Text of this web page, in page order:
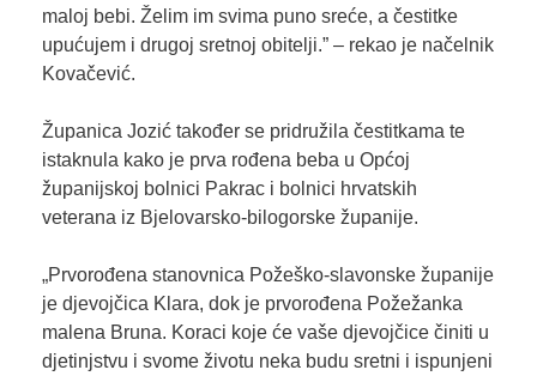
maloj bebi. Želim im svima puno sreće, a čestitke
upućujem i drugoj sretnoj obitelji.” – rekao je načelnik
Kovačević.
Županica Jozić također se pridružila čestitkama te
istaknula kako je prva rođena beba u Općoj
županijskoj bolnici Pakrac i bolnici hrvatskih
veterana iz Bjelovarsko-bilogorske županije.
„Prvorođena stanovnica Požeško-slavonske županije
je djevojčica Klara, dok je prvorođena Požežanka
malena Bruna. Koraci koje će vaše djevojčice činiti u
djetinjstvu i svome životu neka budu sretni i ispunjeni